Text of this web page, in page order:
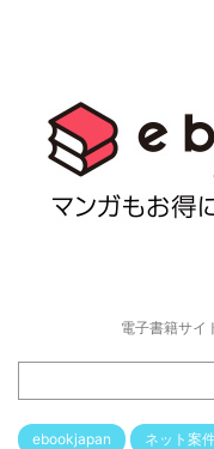
電子書籍サイ
ebookjapan ネット案